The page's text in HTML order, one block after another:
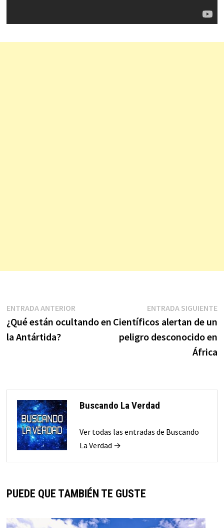
Navegación
de
ENTRADA ANTERIOREntrada
anterior:
¿Qué están ocultando en
la Antártida?
ENTRADA SIGUIENTE
Científicos alertan de un
peligro desconocido en
África
Buscando La Verdad
Ver todas las entradas de Buscando
La Verdad →
PUEDE QUE TAMBIÉN TE GUSTE